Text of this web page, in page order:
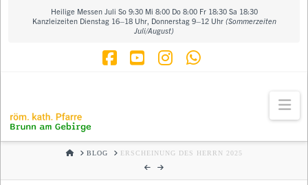
Heilige Messen Juli So 9:30 Mi 8:00 Do 8:00 Fr 18:30 Sa 18:30
Kanzleizeiten Dienstag 16–18 Uhr, Donnerstag 9–12 Uhr (Sommerzeiten
Juli/August)
HOMEBLOG ERSCHEINUNG DES HERRN 2025